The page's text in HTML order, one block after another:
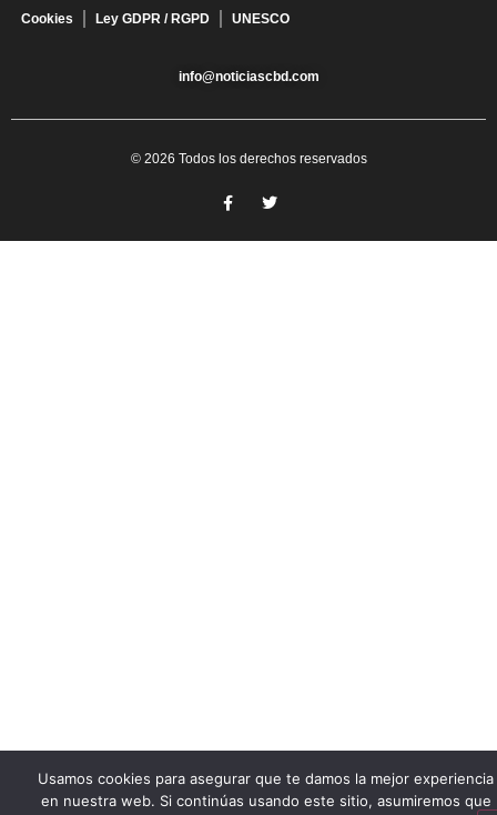
Cookies Ley GDPR / RGPD UNESCO
info@noticiascbd.com
© 2026 Todos los derechos reservados
Usamos cookies para asegurar que te damos la mejor experiencia
en nuestra web. Si continúas usando este sitio, asumiremos que